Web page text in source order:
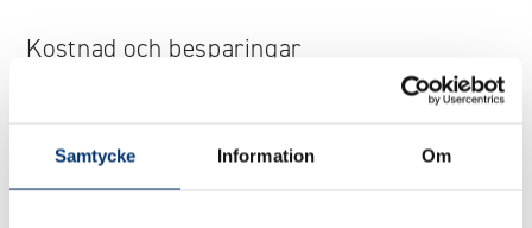
Samtycke Information Om
Kostnad och besparingar
Om vattenkostnaden är cirka 50 kr per kubikmeter blir
. Tillkommer transportavgifter vid tankbil, vilket kan